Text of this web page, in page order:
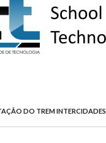
DO TREM INTERCIDADES